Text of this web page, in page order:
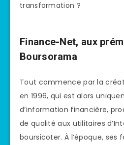
transformation ?
Finance-Net, aux
Boursorama
Tout commence par la
en 1996, qui est alors
d’information financière,
de qualité aux utilitaires
boursicoter. À l’époque, ses